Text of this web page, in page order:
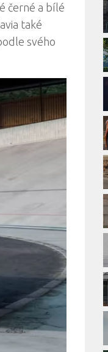
černé a bílé
také
svého